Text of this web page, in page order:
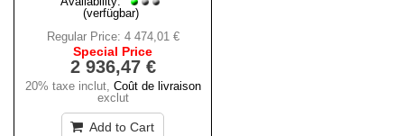
(verfügbar)
Regular Price: 4 474,01 €
Special Price
2 936,47 €
20% taxe inclut, Coût de livraison
exclut
Add to Cart